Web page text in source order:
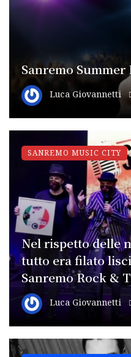
Sanremo Summer
Luca Giovannetti
Nel rispetto delle
tutto era filato
Sanremo Rock &
Luca Giovannetti
SANREMO MUSIC CITY